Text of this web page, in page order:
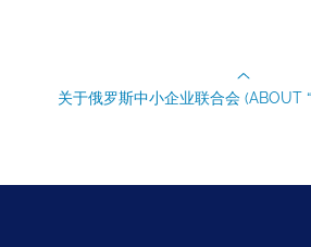
关于俄罗斯中小企业联合会 (ABOUT